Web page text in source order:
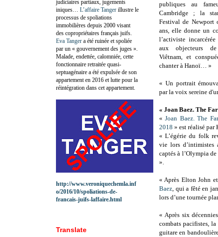
publiques au
Cambridge ; la
Festival de Newport
ans, elle donne un
l’activiste
aux objecteurs
Viêtnam, et
chanter à Hanoï… »
« Un portrait
par la voix sereine
« Joan Baez. The
«Joan Baez. The
2018 » est réalisé par
« L’égérie du folk
vie lors d’intimistes
captés à l’Olympia
».
« Après Elton John
Baez, qui a fêté en
lors d’une tournée
« Après six
combats pacifistes,
guitare en
judiciaires partiaux, jugements
iniques… L’affaire Tanger illustre le
processus de spoliations
immobilières depuis 2000 visant
des copropriétaires français juifs.
Eva Tanger a été ruinée et spoliée
par un « gouvernement des juges ».
Malade, endettée, calomniée, cette
fonctionnaire retraitée quasi-
septuagénaire a été expulsée de son
appartement en 2016 et lutte pour la
réintégration dans cet appartement.
http://www.veroniquechemla.inf
o/2016/10/spoliations-de-
francais-juifs-laffaire.html
Translate